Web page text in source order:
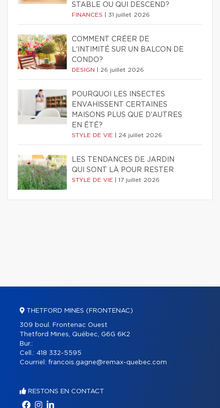
STABLE OU QUI DESCEND?
FINANCES 31 juillet 2026
COMMENT CRÉER DE
L'INTIMITÉ SUR UN BALCON DE
CONDO?
DESIGN 26 juillet 2026
POURQUOI LES INSECTES
ENVAHISSENT CERTAINES
MAISONS PLUS QUE D'AUTRES
EN ÉTÉ?
STYLE DE VIE 24 juillet 2026
LES TENDANCES DE JARDIN
QUI SONT LÀ POUR RESTER
STYLE DE VIE 17 juillet 2026
THETFORD MINES (FRONTENAC)
309 boul. Frontenac Ouest
Thetford Mines, Québec, G6G 6K2
Bur.:
Cell.: 418 332-5595
Courriel: francois.gagne@remax-quebec.com
RESTONS EN CONTACT